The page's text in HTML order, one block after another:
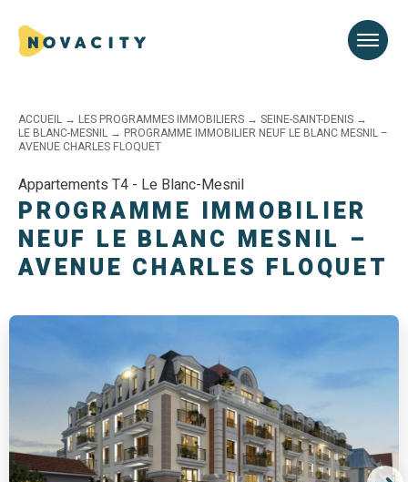
ACCUEIL → LES PROGRAMMES IMMOBILIERS → SEINE-SAINT-DENIS →
LE BLANC-MESNIL → PROGRAMME IMMOBILIER NEUF LE BLANC MESNIL –
AVENUE CHARLES FLOQUET
Appartements T4 - Le Blanc-Mesnil
PROGRAMME IMMOBILIER
NEUF LE BLANC MESNIL –
AVENUE CHARLES FLOQUET